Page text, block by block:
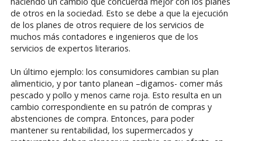
de otros en la sociedad. Esto se debe a que la ejecución
de los planes de otros requiere de los servicios de
muchos más contadores e ingenieros que de los
servicios de expertos literarios.
Un último ejemplo: los consumidores cambian su plan
alimenticio, y por tanto planean –digamos- comer más
pescado y pollo y menos carne roja. Esto resulta en un
cambio correspondiente en su patrón de compras y
abstenciones de compra. Entonces, para poder
mantener su rentabilidad, los supermercados y